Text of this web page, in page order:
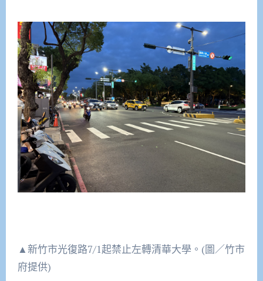
▲新竹市光復路7/1起禁止左轉清華大學。(圖／竹市
府提供)